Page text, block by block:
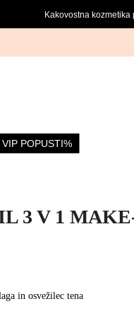
Kakovostna
VIP POPUSTI%
3 V 1
in osvežilec tena